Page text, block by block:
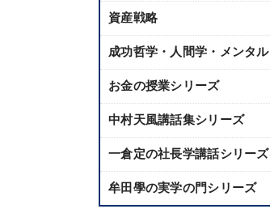
資産戦略
成功哲学・人間学・メンタル
お金の授業シリーズ
中村天風講話集シリーズ
一倉定の社長学講話シリーズ
牟田學の実学の門シリーズ